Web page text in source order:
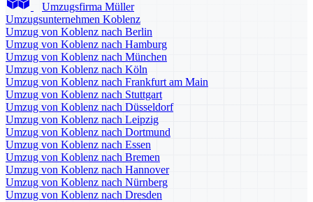
Umzugsfirma Müller
Umzugsunternehmen Koblenz
Umzug von Koblenz nach Berlin
Umzug von Koblenz nach Hamburg
Umzug von Koblenz nach München
Umzug von Koblenz nach Köln
Umzug von Koblenz nach Frankfurt am Main
Umzug von Koblenz nach Stuttgart
Umzug von Koblenz nach Düsseldorf
Umzug von Koblenz nach Leipzig
Umzug von Koblenz nach Dortmund
Umzug von Koblenz nach Essen
Umzug von Koblenz nach Bremen
Umzug von Koblenz nach Hannover
Umzug von Koblenz nach Nürnberg
Umzug von Koblenz nach Dresden